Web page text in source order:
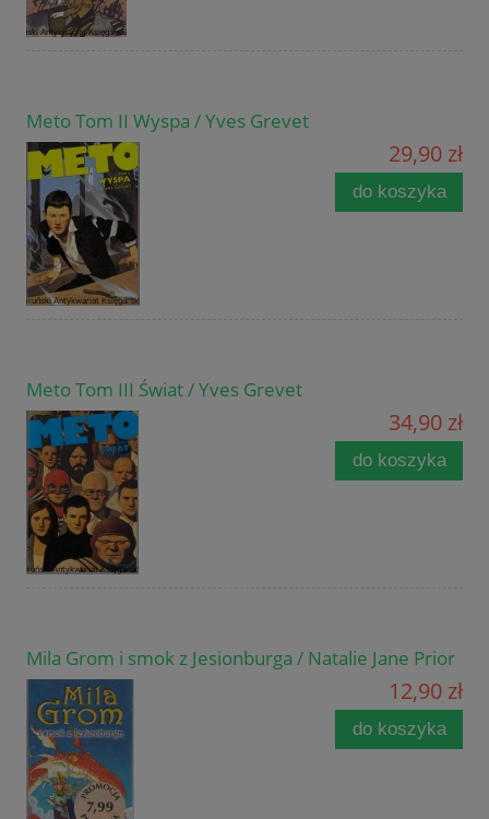
Meto Tom II Wyspa / Yves Grevet
29,90 zł
do koszyka
Meto Tom III Świat / Yves Grevet
34,90 zł
do koszyka
Mila Grom i smok z Jesionburga / Natalie Jane Prior
12,90 zł
do koszyka